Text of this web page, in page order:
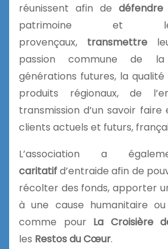
réunissent afin de
patrimoine et
provençaux, transmettre
passion commune de
générations futures, la
produits régionaux, de
transmission d’un savoir faire
clients actuels et futurs,
L’association a
caritatifd’entraide afin de
récolter des fonds, apporter
à une cause humanitaire
comme pour La Croisière
les Restos du Cœur.